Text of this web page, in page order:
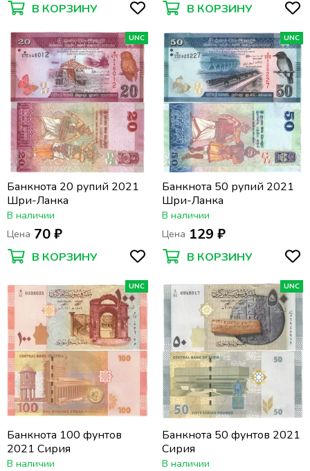
В КОРЗИНУ В КОРЗИНУ
UNC
Банкнота 20 рупий 2021
Шри-Ланка
В наличии
Цена 70 ₽
В КОРЗИНУ
UNC
Банкнота 50 рупий 2021
Шри-Ланка
В наличии
Цена 129 ₽
В КОРЗИНУ
UNC
Банкнота 100 фунтов
2021 Сирия
В наличии
UNC
Банкнота 50 фунтов 2021
Сирия
В наличии